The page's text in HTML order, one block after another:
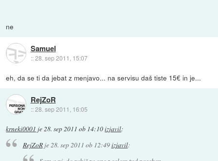
ne
Samuel
::28. sep 2011, 15:07
eh, da se ti da jebat z menjavo... na servisu daš tiste 15€ in je...
RejZoR
::28. sep 2011, 16:05
krneki0001 je28. sep 2011 ob 14:10izjavil:
RejZoRje28. sep 2011 ob 12:49izjavil: